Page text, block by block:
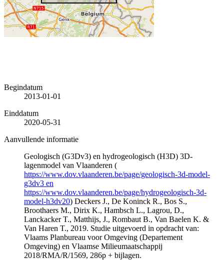
Begindatum
2013-01-01
Einddatum
2020-05-31
Aanvullende informatie
Geologisch (G3Dv3) en hydrogeologisch (H3D) 3D-
lagenmodel van Vlaanderen (
https://www.dov.vlaanderen.be/page/geologisch-3d-model-
g3dv3 en
https://www.dov.vlaanderen.be/page/hydrogeologisch-3d-
model-h3dv20) Deckers J., De Koninck R., Bos S.,
Broothaers M., Dirix K., Hambsch L., Lagrou, D.,
Lanckacker T., Matthijs, J., Rombaut B., Van Baelen K. &
Van Haren T., 2019. Studie uitgevoerd in opdracht van:
Vlaams Planbureau voor Omgeving (Departement
Omgeving) en Vlaamse Milieumaatschappij
2018/RMA/R/1569, 286p + bijlagen.